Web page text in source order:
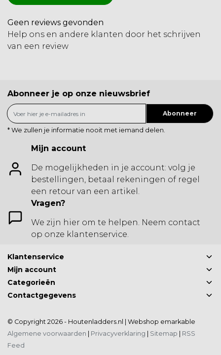
Geen reviews gevonden
Help ons en andere klanten door het schrijven
van een review
Abonneer je op onze nieuwsbrief
Abonneer
* We zullen je informatie nooit met iemand delen.
Mijn account
De mogelijkheden in je account: volg je
bestellingen, betaal rekeningen of regel
een retour van een artikel.
Vragen?
We zijn hier om te helpen. Neem contact
op onze klantenservice.
Klantenservice
Mijn account
Categorieën
Contactgegevens
© Copyright 2026 - Houtenladders.nl | Webshop emarkable
Algemene voorwaarden
Privacyverklaring Sitemap
RSS
Feed